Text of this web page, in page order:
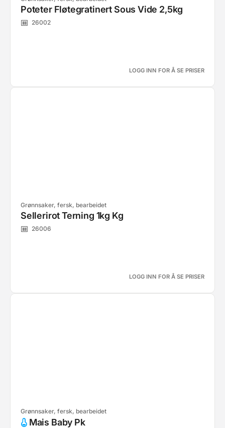
Poteter Fløtegratinert Sous Vide 2,5kg
26002
LOGG INN FOR Å SE PRISER
Grønnsaker, fersk, bearbeidet
Sellerirot Terning 1kg Kg
26006
LOGG INN FOR Å SE PRISER
Grønnsaker, fersk, bearbeidet
Mais Baby Pk